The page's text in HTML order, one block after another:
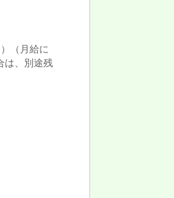
（月給に
は、別途残